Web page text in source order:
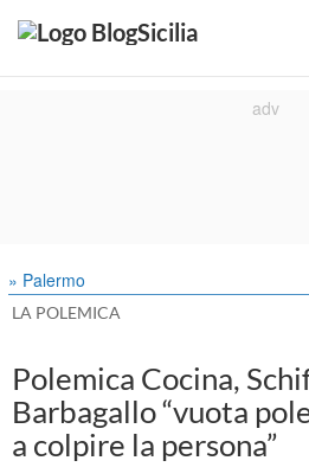
» Palermo
LA POLEMICA
Polemica Cocina,
Barbagallo “vuota
a colpire la persona”